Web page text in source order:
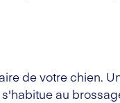
de votre chien.
au